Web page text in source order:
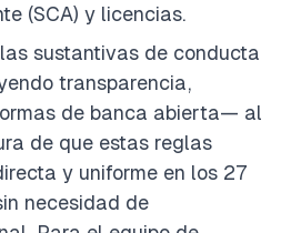
(SCA) y licencias.
sustantivas de conducta
transparencia,
de banca abierta— al
de que estas reglas
y uniforme en los 27
necesidad de